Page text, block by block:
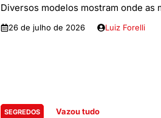
Diversos modelos mostram onde as
26 de julho de 2026 Luiz Forelli
SEGREDOS Vazou tudo